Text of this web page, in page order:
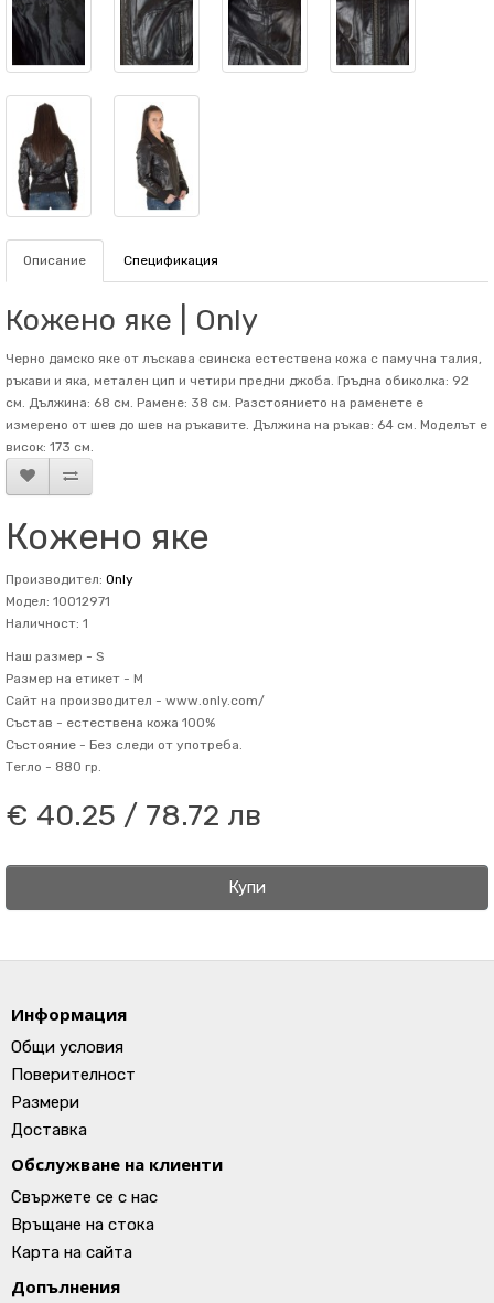
Описание Спецификация
Кожено яке | Only
Черно дамско яке от лъскава свинска естествена кожа с памучна талия,
ръкави и яка, метален цип и четири предни джоба. Гръдна обиколка: 92
см. Дължина: 68 см. Рамене: 38 см. Разстоянието на раменете е
измерено от шев до шев на ръкавите. Дължина на ръкав: 64 см. Mоделът е
висок: 173 см.
Кожено яке
Производител: Only
Модел: 10012971
Наличност: 1
Наш размер - S
Размер на етикет - M
Сайт на производител - www.only.com/
Състав - естествена кожа 100%
Състояние - Без следи от употреба.
Тегло - 880 гр.
€ 40.25 / 78.72 лв
Купи
Информация
Общи условия
Поверителност
Размери
Доставка
Обслужване на клиенти
Свържете се с нас
Връщане на стока
Карта на сайта
Допълнения